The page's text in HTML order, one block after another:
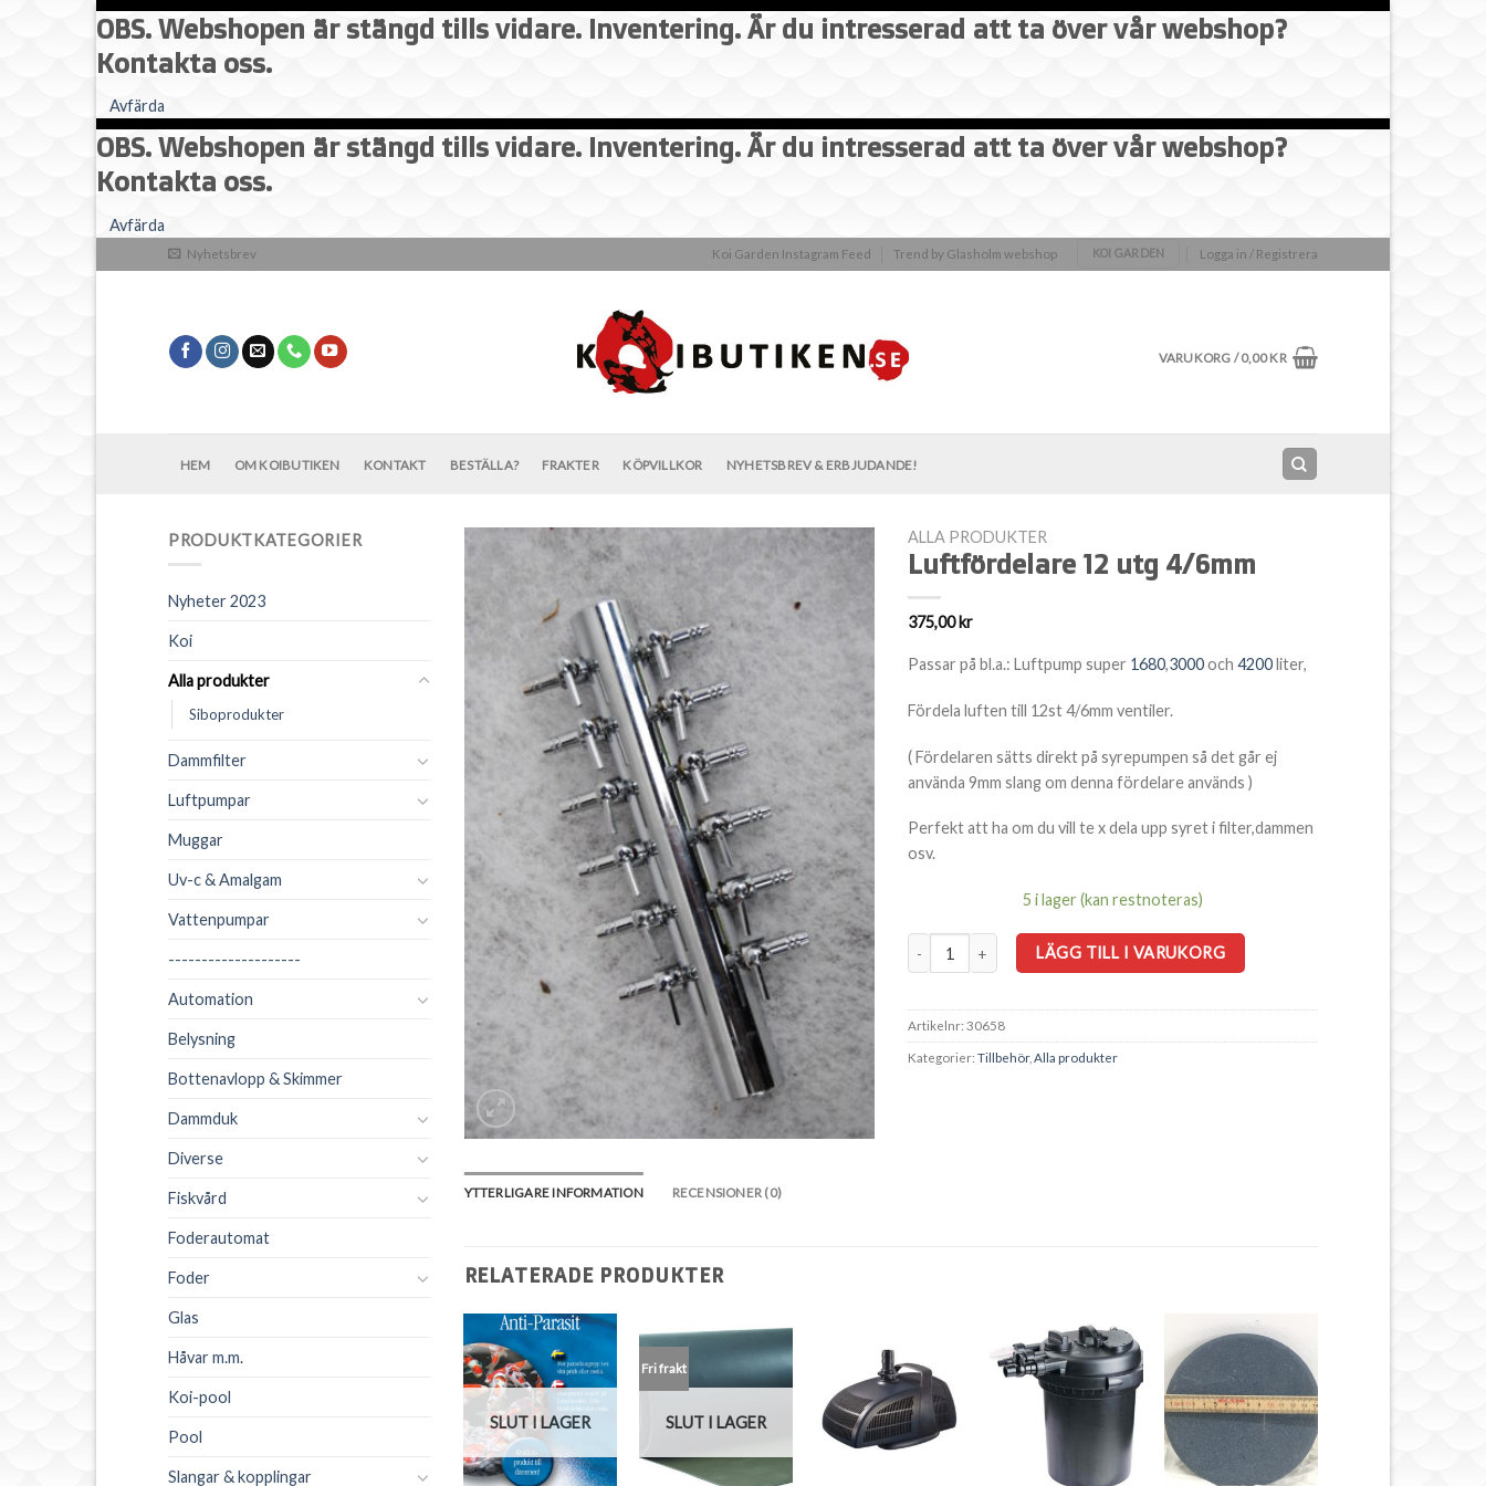
OBS. Webshopen är stängd tills vidare. Inventering. Är du intresserad att ta över vår webshop?
Kontakta oss.
Avfärda
OBS. Webshopen är stängd tills vidare. Inventering. Är du intresserad att ta över vår webshop?
Kontakta oss.
Avfärda
to
content
Nyhetsbrev Koi Garden Instagram Feed Trend by Glasholm webshop KOI GARDEN Logga in / Registrera
VARUKORG /0,00KR
HEM OM KOIBUTIKEN KONTAKT BESTÄLLA? FRAKTER KÖPVILLKOR NYHETSBREV & ERBJUDANDE!
PRODUKTKATEGORIER
Nyheter 2023
Koi
Alla produkter
Siboprodukter
Dammfilter
Luftpumpar
Muggar
Uv-c & Amalgam
Vattenpumpar
--------------------
Automation
Belysning
Bottenavlopp & Skimmer
Dammduk
Diverse
Fiskvård
Foderautomat
Foder
Glas
Håvar m.m.
Koi-pool
Pool
Slangar & kopplingar
ALLA PRODUKTER
Luftfördelare 12 utg 4/6mm
375,00kr
Passar på bl.a.: Luftpump super 1680,3000och 4200liter,
Fördela luften till 12st 4/6mm ventiler.
( Fördelaren sätts direkt på syrepumpen så det går ej
använda 9mm slang om denna fördelare används )
Perfekt att ha om du vill te x dela upp syret i filter,dammen
osv.
5 i lager (kan restnoteras)
Luftfördelare 12 utg 4/6mm mängd
LÄGG TILL I VARUKORG
Artikelnr: 30658
Kategorier: Tillbehör, Alla produkter
YTTERLIGARE INFORMATION RECENSIONER (0)
RELATERADE PRODUKTER
SLUT I LAGER
Fri frakt
SLUT I LAGER